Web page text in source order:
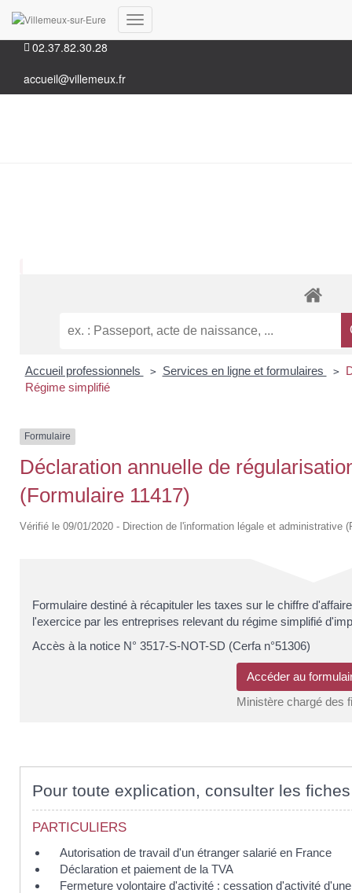
35, Grande rue 28210 Villemeux-sur-Eure
02.37.82.30.28
accueil@villemeux.fr
Déplier
Accueil professionnels > Services en ligne et formulaires >
Régime simplifié
Formulaire
Déclaration annuelle de
(Formulaire 11417)
Vérifié le 09/01/2020 - Direction de l'information légale et administrative
Formulaire destiné à récapituler les taxes sur le chiffre
l'exercice par les entreprises relevant du régime simplifié
Accès à la notice N° 3517-S-NOT-SD (Cerfa n°51306)
Accéder au
Ministère chargé des
Pour toute explication, consulter les
PARTICULIERS
Autorisation de travail d'un étranger salarié en France
Déclaration et paiement de la TVA
Fermeture volontaire d'activité : cessation d'activité